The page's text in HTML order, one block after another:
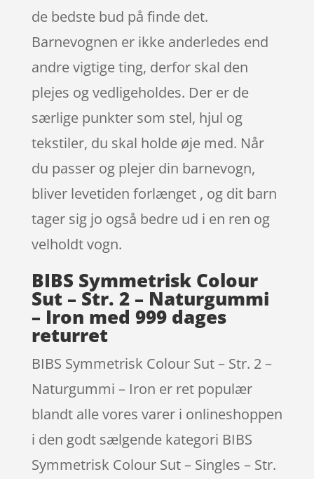
de bedste bud på finde det.
Barnevognen er ikke anderledes end
andre vigtige ting, derfor skal den
plejes og vedligeholdes. Der er de
særlige punkter som stel, hjul og
tekstiler, du skal holde øje med. Når
du passer og plejer din barnevogn,
bliver levetiden forlænget , og dit barn
tager sig jo også bedre ud i en ren og
velholdt vogn.
BIBS Symmetrisk Colour
Sut – Str. 2 – Naturgummi
– Iron med 999 dages
returret
BIBS Symmetrisk Colour Sut – Str. 2 –
Naturgummi – Iron er ret populær
blandt alle vores varer i onlineshoppen
i den godt sælgende kategori BIBS
Symmetrisk Colour Sut – Singles – Str.